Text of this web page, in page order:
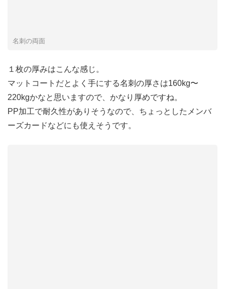
名刺の両面
１枚の厚みはこんな感じ。
マットコートだとよく手にする名刺の厚さは160kg〜
220kgかなと思いますので、かなり厚めですね。
PP加工で耐久性がありそうなので、ちょっとしたメンバ
ーズカードなどにも使えそうです。